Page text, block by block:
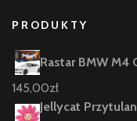
PRODUKTY
Rastar BMW M4
145,00zł
Jellycat